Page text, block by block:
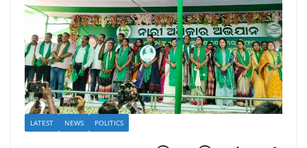
LATEST NEWS POLITICS